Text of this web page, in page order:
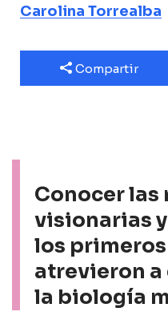
Carolina Torrealba
Compartir
Conocer las
visionarias
los primeros
atrevieron a
la biología